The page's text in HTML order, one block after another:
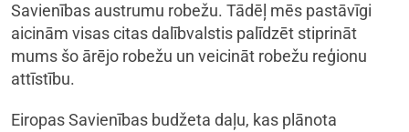
Savienības austrumu robežu. Tādēļ mēs pastāvīgi
aicinām visas citas dalībvalstis palīdzēt stiprināt
mums šo ārējo robežu un veicināt robežu reģionu
attīstību.
Eiropas Savienības budžeta daļu, kas plānota